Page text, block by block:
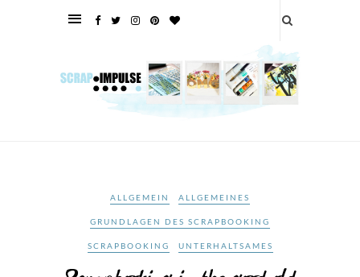
ALLGEMEIN ALLGEMEINES
GRUNDLAGEN DES SCRAPBOOKING
SCRAPBOOKING UNTERHALTSAMES